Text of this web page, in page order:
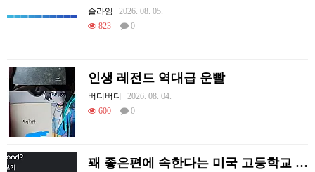
슬라임
2026. 08. 05.
823
0
인생 레전드 역대급 운빨
버디버디
2026. 08. 04.
600
0
꽤 좋은편에 속한다는 미국 고등학교 급식.mp4